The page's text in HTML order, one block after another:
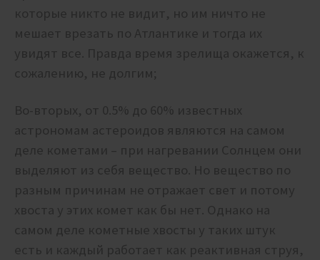
которые никто не видит, но им ничто не
мешает врезать по Атлантике и тогда их
увидят все. Правда время зрелища окажется, к
сожалению, не долгим;
Во-вторых, от 0.5% до 60% известных
астрономам астероидов являются на самом
деле кометами – при нагревании Солнцем они
выделяют из себя вещество. Но вещество по
разным причинам не отражает свет и потому
хвоста у этих комет как бы нет. Однако на
самом деле кометные хвосты у таких штук
есть и каждый работает как реактивная струя,